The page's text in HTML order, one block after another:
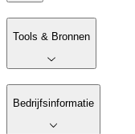
Tools & Bronnen
Bedrijfsinformatie